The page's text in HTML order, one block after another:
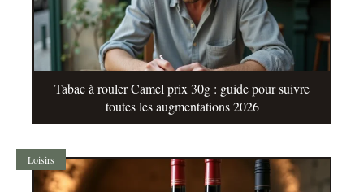
Tabac à rouler Camel prix 30g : guide pour suivre
toutes les augmentations 2026
Loisirs